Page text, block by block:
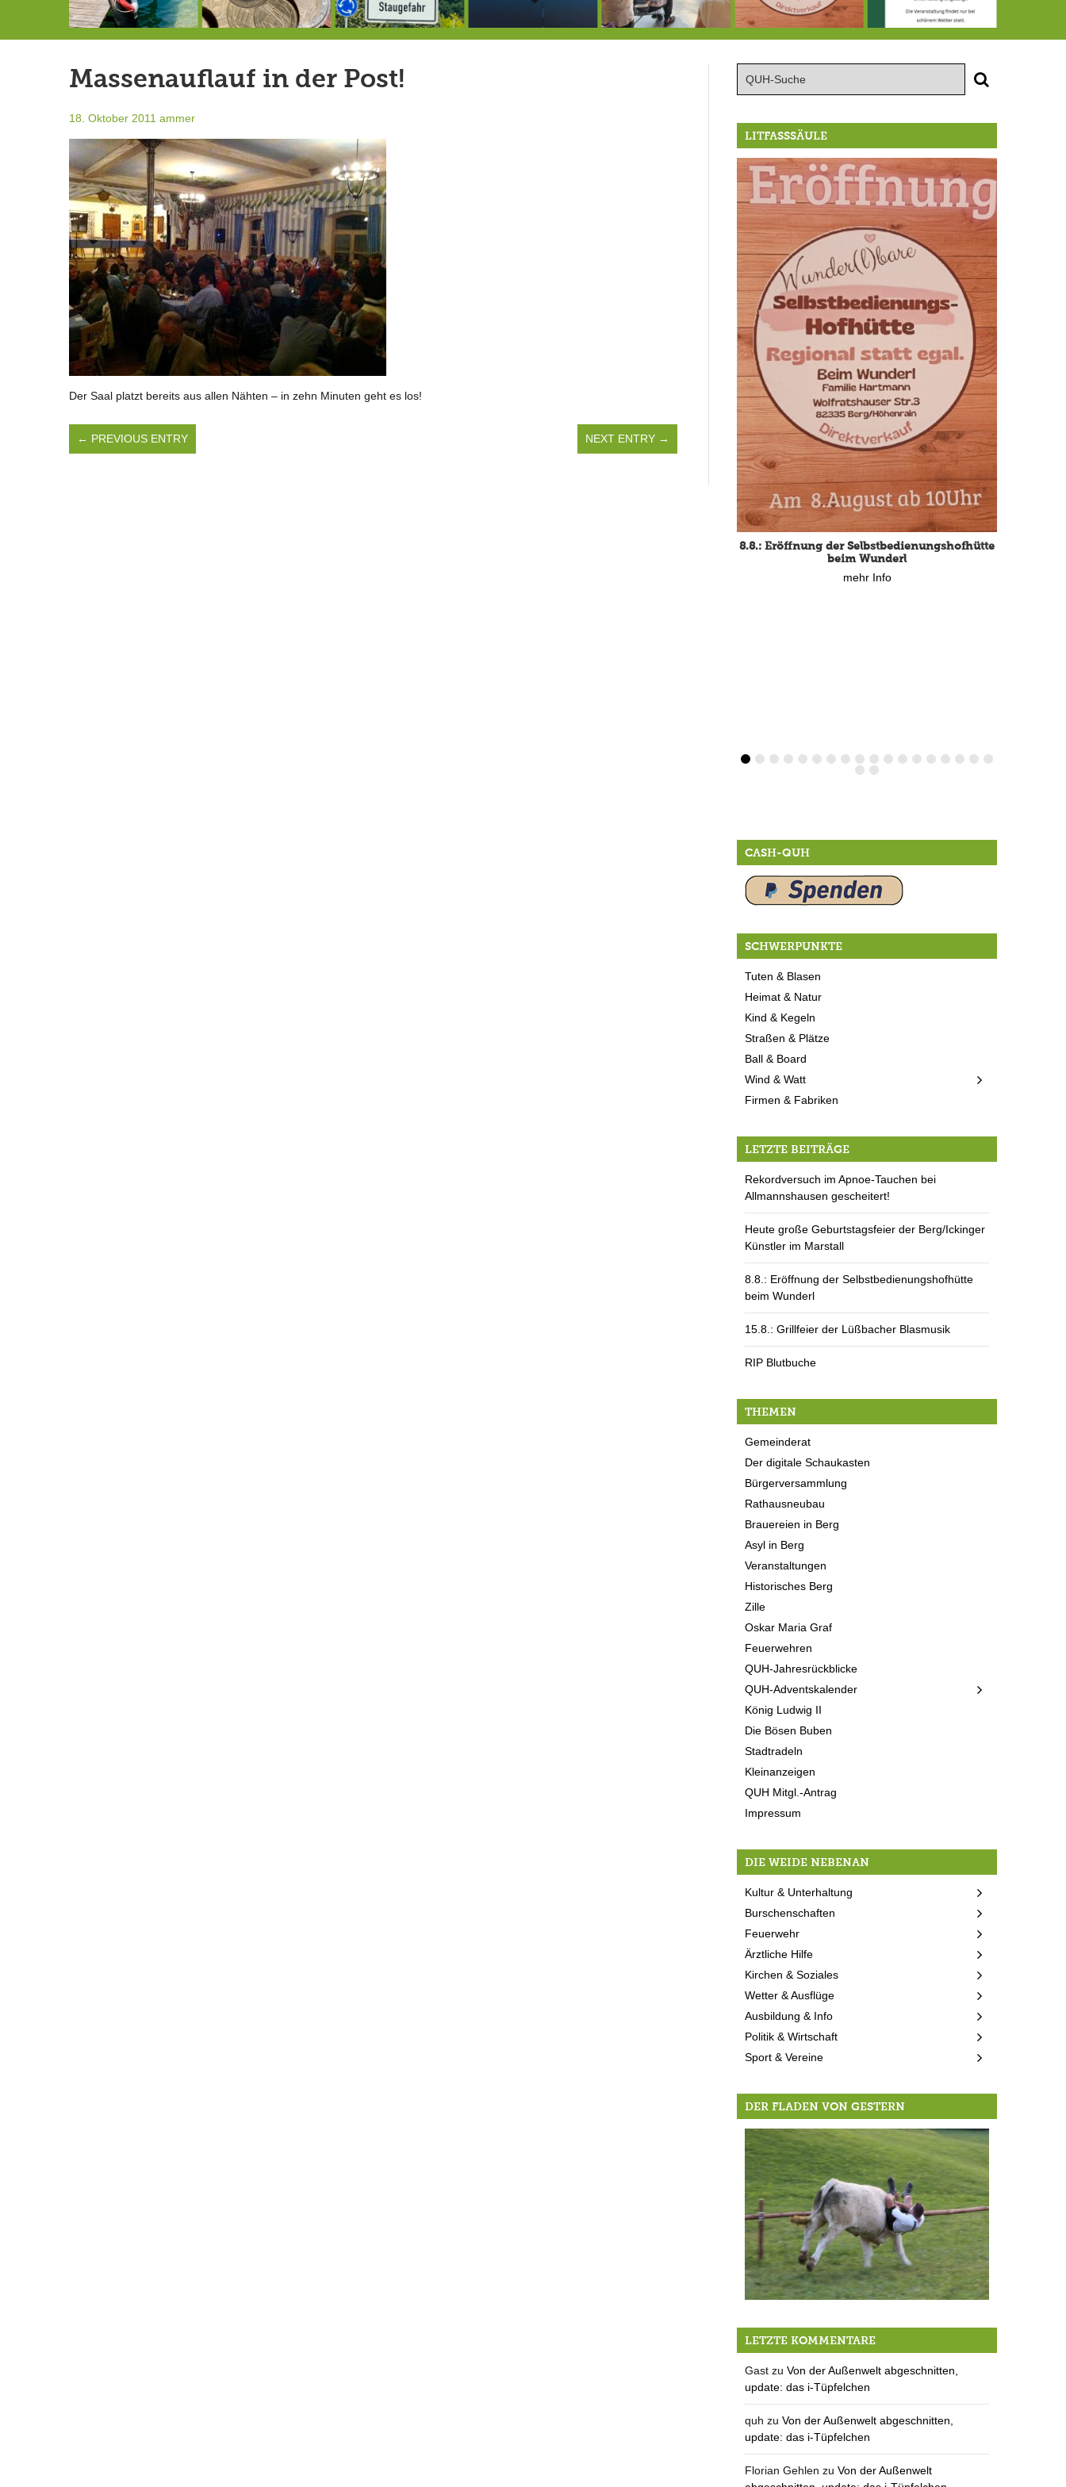
Massenauflauf in der Post!
18. Oktober 2011 ammer
Der Saal platzt bereits aus allen Nähten – in zehn Minuten geht es los!
← PREVIOUS ENTRY NEXT ENTRY →
LITFASSSÄULE
8.8.: Eröffnung der Selbstbedienungshofhütte
beim Wunderl
mehr Info
CASH-QUH
SCHWERPUNKTE
Tuten & Blasen
Heimat & Natur
Kind & Kegeln
Straßen & Plätze
Ball & Board
Wind & Watt
Firmen & Fabriken
LETZTE BEITRÄGE
Rekordversuch im Apnoe-Tauchen bei
Allmannshausen gescheitert!
Heute große Geburtstagsfeier der Berg/Ickinger
Künstler im Marstall
8.8.: Eröffnung der Selbstbedienungshofhütte
beim Wunderl
15.8.: Grillfeier der Lüßbacher Blasmusik
RIP Blutbuche
THEMEN
Gemeinderat
Der digitale Schaukasten
Bürgerversammlung
Rathausneubau
Brauereien in Berg
Asyl in Berg
Veranstaltungen
Historisches Berg
Zille
Oskar Maria Graf
Feuerwehren
QUH-Jahresrückblicke
QUH-Adventskalender
König Ludwig II
Die Bösen Buben
Stadtradeln
Kleinanzeigen
QUH Mitgl.-Antrag
Impressum
DIE WEIDE NEBENAN
Kultur & Unterhaltung
Burschenschaften
Feuerwehr
Ärztliche Hilfe
Kirchen & Soziales
Wetter & Ausflüge
Ausbildung & Info
Politik & Wirtschaft
Sport & Vereine
DER FLADEN VON GESTERN
LETZTE KOMMENTARE
Gast zuVon der Außenwelt abgeschnitten,
update: das i-Tüpfelchen
quh zuVon der Außenwelt abgeschnitten,
update: das i-Tüpfelchen
Florian Gehlen zuVon der Außenwelt